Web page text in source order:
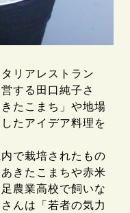
リアレストラン
する田口純子さ
たこまち」や地場
たアイデア料理を
で栽培されたもの
きたこまちや赤米
農業高校で飼いな
んは「若者の気力